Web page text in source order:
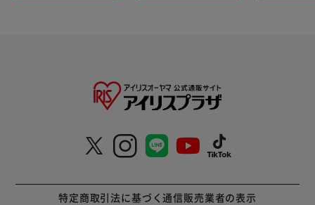
特定商取引法に基づく通信販売業者の表示